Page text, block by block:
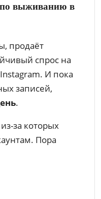
по выживанию в
продаёт
спрос на
И пока
записей,
.
за которых
Пора